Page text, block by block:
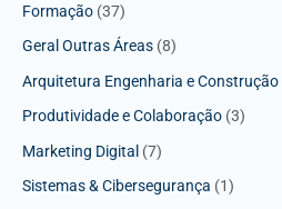
Formação (37)
Geral Outras Áreas (8)
Arquitetura Engenharia e Construção
Produtividade e Colaboração (3)
Marketing Digital (7)
Sistemas & Cibersegurança (1)